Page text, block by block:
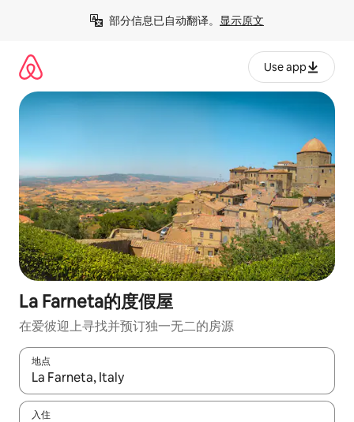
部分信息已自动翻译。 显示原文
Use app
La Farneta的度假屋
在爱彼迎上寻找并预订独一无二的房源
地点
如有搜索结果，请使用上下方向键查看，或通过点击或滑动手势
入住